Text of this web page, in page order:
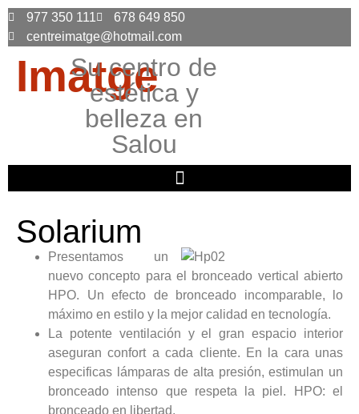
977 350 111
678 649 850
centreimatge@hotmail.com
Imatge
Su centro de
estética y
belleza en
Salou
Solarium
Presentamos un
nuevo concepto para el bronceado vertical abierto
HPO. Un efecto de bronceado incomparable, lo
máximo en estilo y la mejor calidad en tecnología.
La potente ventilación y el gran espacio interior
aseguran confort a cada cliente. En la cara unas
especificas lámparas de alta presión, estimulan un
bronceado intenso que respeta la piel. HPO: el
bronceado en libertad.